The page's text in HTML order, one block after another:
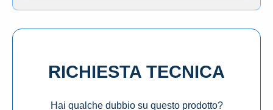
RICHIESTA TECNICA
Hai qualche dubbio su questo prodotto?